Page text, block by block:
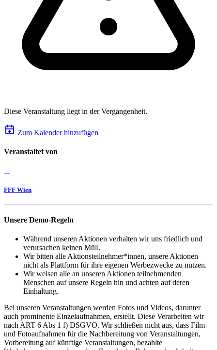
Diese Veranstaltung liegt in der Vergangenheit.
Zum Kalender hinzufügen
Veranstaltet von
FFF Wien
Unsere Demo-Regeln
Während unseren Aktionen verhalten wir uns friedlich und
verursachen keinen Müll.
Wir bitten alle Aktionsteilnehmer*innen, unsere Aktionen
nicht als Plattform für ihre eigenen Werbezwecke zu nutzen.
Wir weisen alle an unseren Aktionen teilnehmenden
Menschen auf unsere Regeln hin und achten auf deren
Einhaltung.
Bei unseren Veranstaltungen werden Fotos und Videos, darunter
auch prominente Einzelaufnahmen, erstellt. Diese Verarbeiten wir
nach ART 6 Abs 1 f) DSGVO. Wir schließen nicht aus, dass Film-
und Fotoaufnahmen für die Nachbereitung von Veranstaltungen,
Vorbereitung auf künftige Veranstaltungen, bezahlte